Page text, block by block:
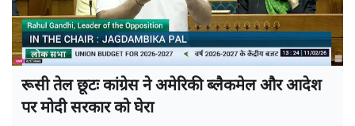
रूसी तेल छूटः कांग्रेस ने अमेरिकी ब्लैकमेल और आदेश
पर मोदी सरकार को घेरा